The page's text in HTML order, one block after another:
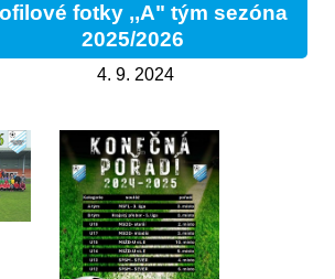
fotky ,,A" tým sezóna
2025/2026
4. 9. 2024